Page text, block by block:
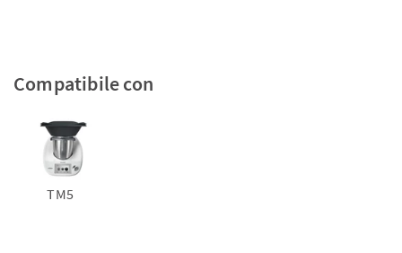
Compatibile con
TM5